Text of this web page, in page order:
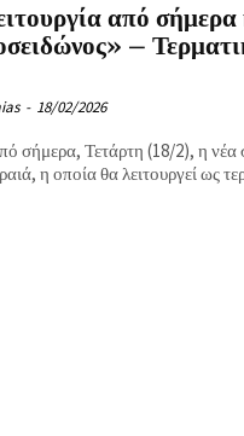
από
–
- 18/02/2026
σήμερα, Τετάρτη (18/2), η
η οποία θα λειτουργεί ως